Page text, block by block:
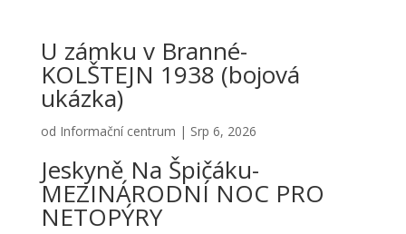
U zámku v Branné-
KOLŠTEJN 1938 (bojová
ukázka)
od Informační centrum | Srp 6, 2026
Jeskyně Na Špičáku-
MEZINÁRODNÍ NOC PRO
NETOPÝRY